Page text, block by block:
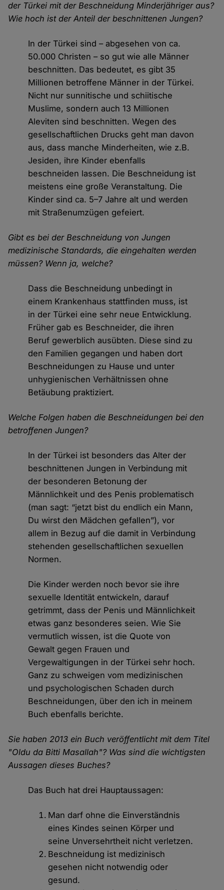
der Türkei mit der Beschneidung Minderjähriger aus?
Wie hoch ist der Anteil der beschnittenen Jungen?
In der Türkei sind – abgesehen von ca.
50.000 Christen – so gut wie alle Männer
beschnitten. Das bedeutet, es gibt 35
Millionen betroffene Männer in der Türkei.
Nicht nur sunnitische und schiitische
Muslime, sondern auch 13 Millionen
Aleviten sind beschnitten. Wegen des
gesellschaftlichen Drucks geht man davon
aus, dass manche Minderheiten, wie z.B.
Jesiden, ihre Kinder ebenfalls
beschneiden lassen. Die Beschneidung ist
meistens eine große Veranstaltung. Die
Kinder sind ca. 5–7 Jahre alt und werden
mit Straßenumzügen gefeiert.
Gibt es bei der Beschneidung von Jungen
medizinische Standards, die eingehalten werden
müssen? Wenn ja, welche?
Dass die Beschneidung unbedingt in
einem Krankenhaus stattfinden muss, ist
in der Türkei eine sehr neue Entwicklung.
Früher gab es Beschneider, die ihren
Beruf gewerblich ausübten. Diese sind zu
den Familien gegangen und haben dort
Beschneidungen zu Hause und unter
unhygienischen Verhältnissen ohne
Betäubung praktiziert.
Welche Folgen haben die Beschneidungen bei den
betroffenen Jungen?
In der Türkei ist besonders das Alter der
beschnittenen Jungen in Verbindung mit
der besonderen Betonung der
Männlichkeit und des Penis problematisch
(man sagt: “jetzt bist du endlich ein Mann,
Du wirst den Mädchen gefallen”), vor
allem in Bezug auf die damit in Verbindung
stehenden gesellschaftlichen sexuellen
Normen.
Die Kinder werden noch bevor sie ihre
sexuelle Identität entwickeln, darauf
getrimmt, dass der Penis und Männlichkeit
etwas ganz besonderes seien. Wie Sie
vermutlich wissen, ist die Quote von
Gewalt gegen Frauen und
Vergewaltigungen in der Türkei sehr hoch.
Ganz zu schweigen vom medizinischen
und psychologischen Schaden durch
Beschneidungen, über den ich in meinem
Buch ebenfalls berichte.
Sie haben 2013 ein Buch veröffentlicht mit dem Titel
"Oldu da Bitti Masallah"? Was sind die wichtigsten
Aussagen dieses Buches?
Das Buch hat drei Hauptaussagen:
Man darf ohne die Einverständnis
eines Kindes seinen Körper und
seine Unversehrtheit nicht verletzen.
Beschneidung ist medizinisch
gesehen nicht notwendig oder
gesund.